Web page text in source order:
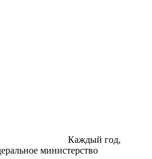
Каждый год,
министерство